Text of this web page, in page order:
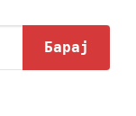
Барај